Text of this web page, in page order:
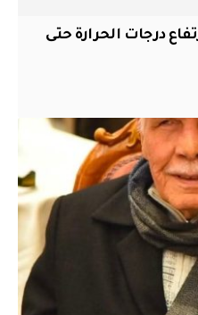
درجات الحرارة حتى